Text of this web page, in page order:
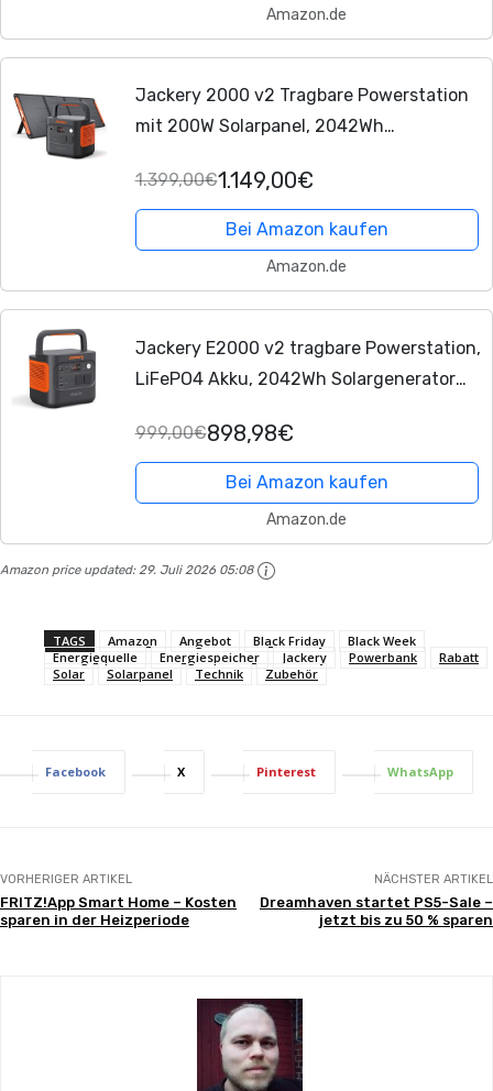
Amazon.de
Jackery 2000 v2 Tragbare Powerstation
mit 200W Solarpanel, 2042Wh
LiFePO4 Batterie Schnellladung für
Camping, Wohnmobil,...
1.399,00€1.149,00€
Bei Amazon kaufen
Amazon.de
Jackery E2000 v2 tragbare Powerstation,
LiFePO4 Akku, 2042Wh Solargenerator
Schnellladung von 0-80% in 52 Min für
Notfall,...
999,00€898,98€
Bei Amazon kaufen
Amazon.de
Amazon price updated: 29. Juli 2026 05:08
TAGS Amazon Angebot Black Friday
Black Week
Energiequelle
Energiespeicher Jackery Powerbank
Rabatt
Solar
Solarpanel Technik Zubehör
Facebook X Pinterest WhatsApp
VORHERIGER ARTIKEL
FRITZ!App Smart Home – Kosten
sparen in der Heizperiode
NÄCHSTER ARTIKEL
Dreamhaven startet PS5-Sale –
jetzt bis zu 50 % sparen